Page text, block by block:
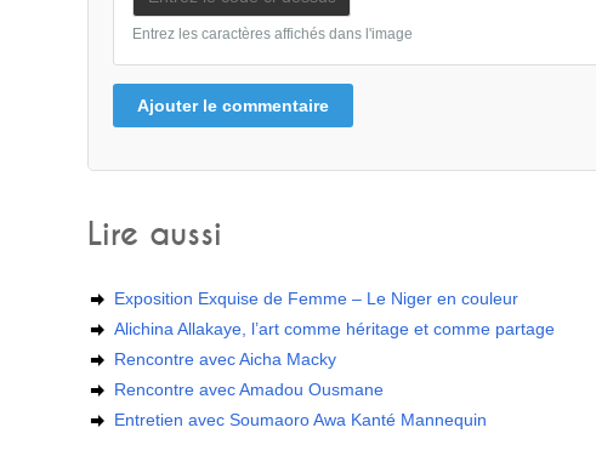
Entrez les caractères affichés dans l'image
Ajouter le commentaire
Lire aussi
Exposition Exquise de Femme – Le Niger en couleur
Alichina Allakaye, l’art comme héritage et comme partage
Rencontre avec Aicha Macky
Rencontre avec Amadou Ousmane
Entretien avec Soumaoro Awa Kanté Mannequin